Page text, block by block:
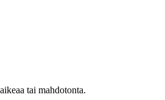
tai mahdotonta.